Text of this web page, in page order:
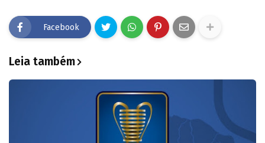
Facebook
Leia também